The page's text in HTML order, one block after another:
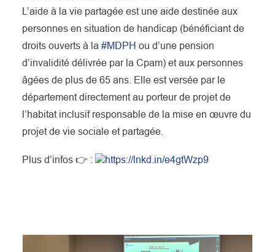
L’aide à la vie partagée est une aide destinée aux
personnes en situation de handicap (bénéficiant de
droits ouverts à la #MDPH ou d’une pension
d’invalidité délivrée par la Cpam) et aux personnes
âgées de plus de 65 ans. Elle est versée par le
département directement au porteur de projet de
l’habitat inclusif responsable de la mise en œuvre du
projet de vie sociale et partagée.
Plus d’infos 👉 : https://lnkd.in/e4gtWzp9